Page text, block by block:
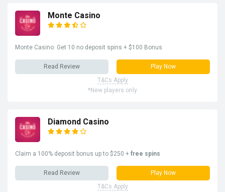
Monte Casino
Monte Casino: Get 10 no deposit spins + $100 Bonus
Read Review
Play Now
T&Cs Apply
*New players only
Diamond Casino
Claim a 100% deposit bonus up to $250 + free spins
Read Review
Play Now
T&Cs Apply